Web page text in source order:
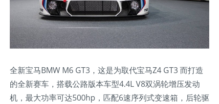
全新宝马BMW M6 GT3，这是为取代宝马Z4 GT3 而打造
的全新赛车，搭载公路版本车型4.4L V8双涡轮增压发动
机，最大功率可达500hp，匹配6速序列式变速箱，后轮驱